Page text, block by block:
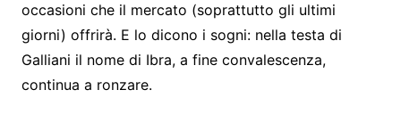
occasioni che il mercato (soprattutto gli ultimi
giorni) offrirà. E lo dicono i sogni: nella testa di
Galliani il nome di Ibra, a fine convalescenza,
continua a ronzare.